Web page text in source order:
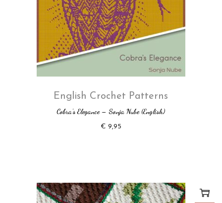
English Crochet Patterns
Cobra’s Elegance – Sonja Nube (English)
€ 9,95